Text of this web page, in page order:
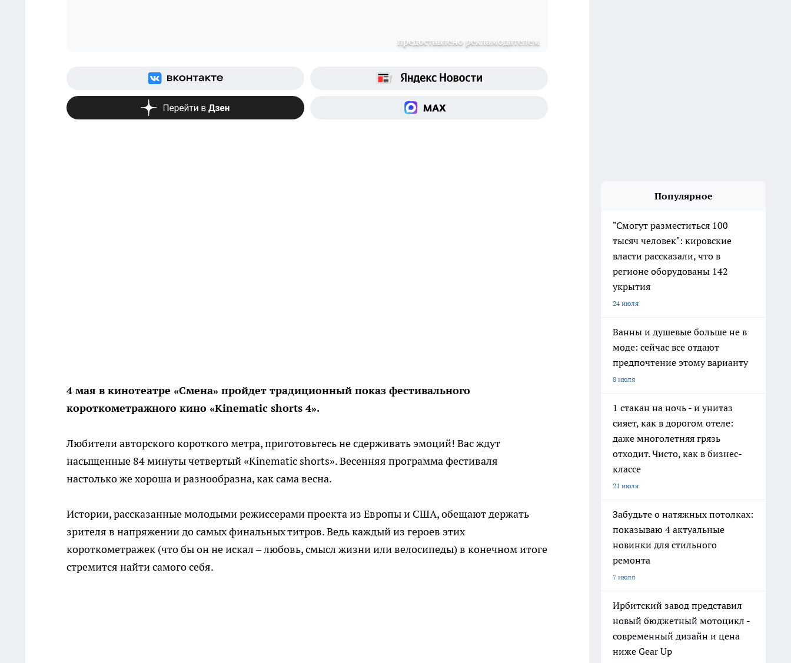
предоставлено рекламодателем
4 мая в кинотеатре «Смена» пройдет традиционный показ фестивального
короткометражного кино «Kinematic shorts 4».
Любители авторского короткого метра, приготовьтесь не сдерживать эмоций! Вас ждут
насыщенные 84 минуты четвертый «Kinematic shorts». Весенняя программа фестиваля
настолько же хороша и разнообразна, как сама весна.
Истории, рассказанные молодыми режиссерами проекта из Европы и США, обещают держать
зрителя в напряжении до самых финальных титров. Ведь каждый из героев этих
короткометражек (что бы он не искал – любовь, смысл жизни или велосипеды) в конечном итоге
стремится найти самого себя.
Популярное
"Смогут разместиться 100
тысяч человек": кировские
власти рассказали, что в
регионе оборудованы 142
укрытия
24 июля
Ванны и душевые больше не в
моде: сейчас все отдают
предпочтение этому варианту
8 июля
1 стакан на ночь - и унитаз
сияет, как в дорогом отеле:
даже многолетняя грязь
отходит. Чисто, как в бизнес-
классе
21 июля
Забудьте о натяжных потолках:
показываю 4 актуальные
новинки для стильного
ремонта
7 июля
Ирбитский завод представил
новый бюджетный мотоцикл -
современный дизайн и цена
ниже Gear Up